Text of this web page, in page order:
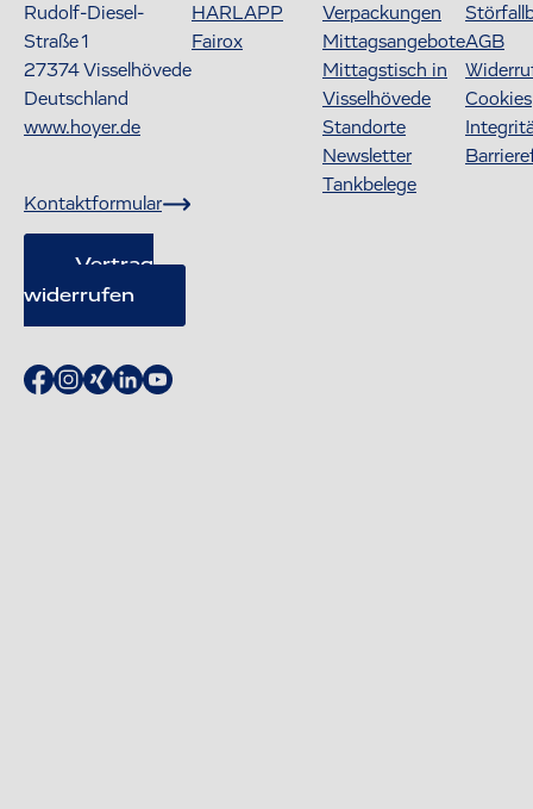
Rudolf-Diesel-
Straße 1
27374Visselhövede
Deutschland
www.hoyer.de
Kontaktformular
Vertrag
widerrufen
HARLAPP
Fairox
Verpackungen
Mittagsangebote
Mittagstisch in
Visselhövede
Standorte
Newsletter
Tankbelege
AGB
Cookies